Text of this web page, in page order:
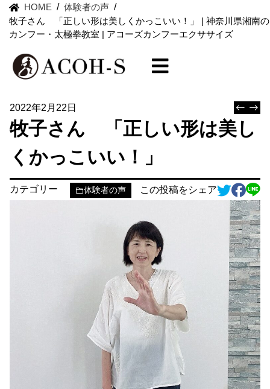
HOME / 体験者の声 /
牧子さん 「正しい形は美しくかっこいい！」 | 神奈川県湘南の
カンフー・太極拳教室 | アコーズカンフーエクササイズ
2022年2月22日
牧子さん 「正しい形は美し
くかっこいい！」
カテゴリー 体験者の声 この投稿をシェア